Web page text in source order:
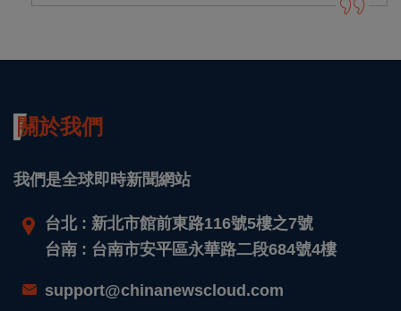
關於我們
我們是全球即時新聞網站
台北 : 新北市館前東路116號5樓之7號
台南 : 台南市安平區永華路二段684號4樓
support@chinanewscloud.com